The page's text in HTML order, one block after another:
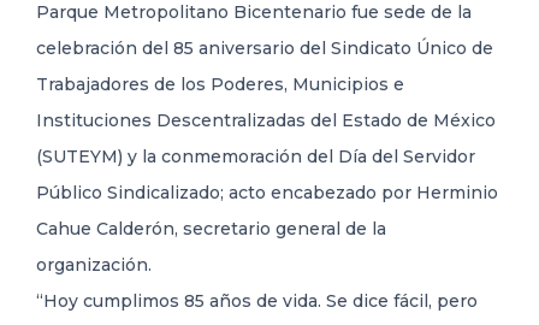
COORDINADORES
TRANSPARENCIA
Parque Metropolitano Bicentenario fue sede de la
celebración del 85 aniversario del Sindicato Único de
Trabajadores de los Poderes, Municipios e
Instituciones Descentralizadas del Estado de México
(SUTEYM) y la conmemoración del Día del Servidor
Público Sindicalizado; acto encabezado por Herminio
Cahue Calderón, secretario general de la
organización.
“Hoy cumplimos 85 años de vida. Se dice fácil, pero